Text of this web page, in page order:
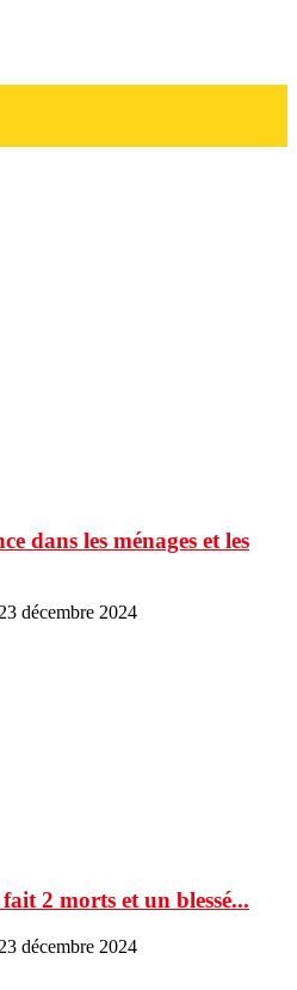
dans les ménages et les
23 décembre 2024
2 morts et un blessé...
23 décembre 2024